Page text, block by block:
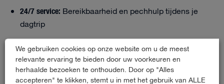
24/7 service: Bereikbaarheid en pechhulp tijdens je
dagtrip
Onzeervaren adviseurshelpen je graag bij het kiezen
van de perfecte auto voor jouw dagtrip. Of je nu een
ruime stationwagen nodig hebt voor een gezinsuitje of
We gebruiken cookies op onze website om u de meest
relevante ervaring te bieden door uw voorkeuren en
herhaalde bezoeken te onthouden. Door op "Alles
accepteren" te klikken, stemt u in met het gebruik van ALLE